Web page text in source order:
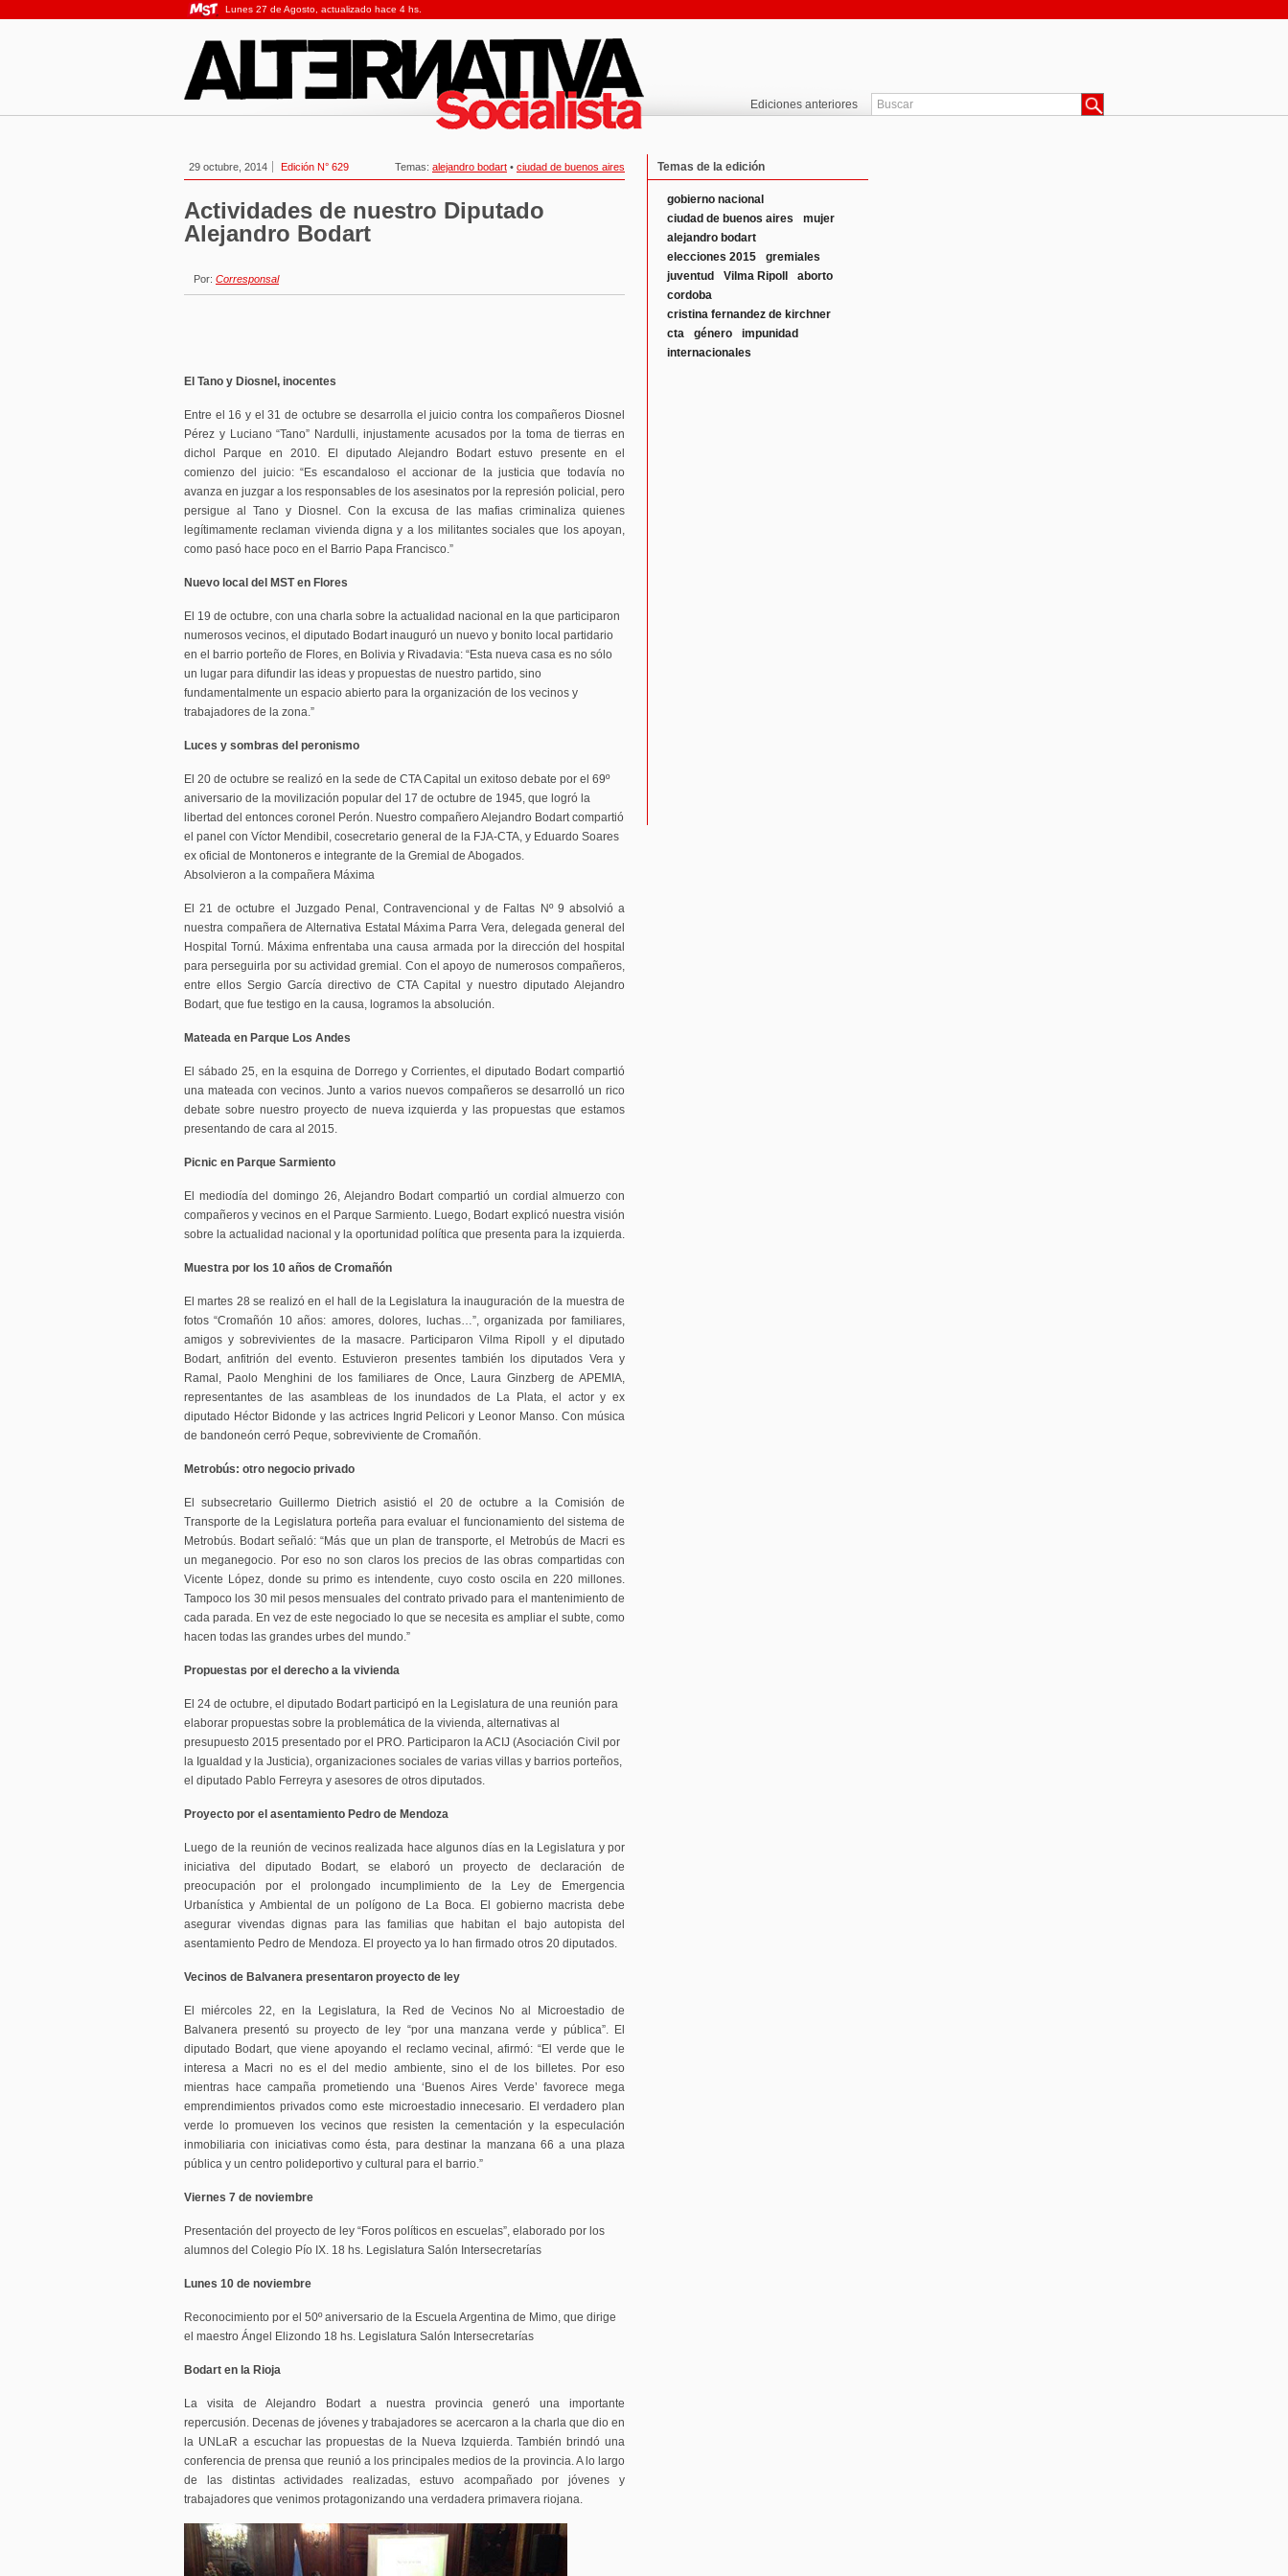
Lunes 27 de Agosto, actualizado hace 4 hs.
Ediciones anteriores
29 octubre, 2014 Edición N° 629 Temas: alejandro bodart • ciudad de buenos aires
Actividades de nuestro Diputado
Alejandro Bodart
Por: Corresponsal
El Tano y Diosnel, inocentes
Entre el 16 y el 31 de octubre se desarrolla el juicio contra los compañeros Diosnel
Pérez y Luciano “Tano” Nardulli, injustamente acusados por la toma de tierras en
dichol Parque en 2010. El diputado Alejandro Bodart estuvo presente en el
comienzo del juicio: “Es escandaloso el accionar de la justicia que todavía no
avanza en juzgar a los responsables de los asesinatos por la represión policial, pero
persigue al Tano y Diosnel. Con la excusa de las mafias criminaliza quienes
legítimamente reclaman vivienda digna y a los militantes sociales que los apoyan,
como pasó hace poco en el Barrio Papa Francisco.”
Nuevo local del MST en Flores
El 19 de octubre, con una charla sobre la actualidad nacional en la que participaron
numerosos vecinos, el diputado Bodart inauguró un nuevo y bonito local partidario
en el barrio porteño de Flores, en Bolivia y Rivadavia: “Esta nueva casa es no sólo
un lugar para difundir las ideas y propuestas de nuestro partido, sino
fundamentalmente un espacio abierto para la organización de los vecinos y
trabajadores de la zona.”
Luces y sombras del peronismo
El 20 de octubre se realizó en la sede de CTA Capital un exitoso debate por el 69º
aniversario de la movilización popular del 17 de octubre de 1945, que logró la
libertad del entonces coronel Perón. Nuestro compañero Alejandro Bodart compartió
el panel con Víctor Mendibil, cosecretario general de la FJA-CTA, y Eduardo Soares
ex oficial de Montoneros e integrante de la Gremial de Abogados.
Absolvieron a la compañera Máxima
El 21 de octubre el Juzgado Penal, Contravencional y de Faltas Nº 9 absolvió a
nuestra compañera de Alternativa Estatal Máxima Parra Vera, delegada general del
Hospital Tornú. Máxima enfrentaba una causa armada por la dirección del hospital
para perseguirla por su actividad gremial. Con el apoyo de numerosos compañeros,
entre ellos Sergio García directivo de CTA Capital y nuestro diputado Alejandro
Bodart, que fue testigo en la causa, logramos la absolución.
Mateada en Parque Los Andes
El sábado 25, en la esquina de Dorrego y Corrientes, el diputado Bodart compartió
una mateada con vecinos. Junto a varios nuevos compañeros se desarrolló un rico
debate sobre nuestro proyecto de nueva izquierda y las propuestas que estamos
presentando de cara al 2015.
Picnic en Parque Sarmiento
El mediodía del domingo 26, Alejandro Bodart compartió un cordial almuerzo con
compañeros y vecinos en el Parque Sarmiento. Luego, Bodart explicó nuestra visión
sobre la actualidad nacional y la oportunidad política que presenta para la izquierda.
Muestra por los 10 años de Cromañón
El martes 28 se realizó en el hall de la Legislatura la inauguración de la muestra de
fotos “Cromañón 10 años: amores, dolores, luchas…”, organizada por familiares,
amigos y sobrevivientes de la masacre. Participaron Vilma Ripoll y el diputado
Bodart, anfitrión del evento. Estuvieron presentes también los diputados Vera y
Ramal, Paolo Menghini de los familiares de Once, Laura Ginzberg de APEMIA,
representantes de las asambleas de los inundados de La Plata, el actor y ex
diputado Héctor Bidonde y las actrices Ingrid Pelicori y Leonor Manso. Con música
de bandoneón cerró Peque, sobreviviente de Cromañón.
Metrobús: otro negocio privado
El subsecretario Guillermo Dietrich asistió el 20 de octubre a la Comisión de
Transporte de la Legislatura porteña para evaluar el funcionamiento del sistema de
Metrobús. Bodart señaló: “Más que un plan de transporte, el Metrobús de Macri es
un meganegocio. Por eso no son claros los precios de las obras compartidas con
Vicente López, donde su primo es intendente, cuyo costo oscila en 220 millones.
Tampoco los 30 mil pesos mensuales del contrato privado para el mantenimiento de
cada parada. En vez de este negociado lo que se necesita es ampliar el subte, como
hacen todas las grandes urbes del mundo.”
Propuestas por el derecho a la vivienda
El 24 de octubre, el diputado Bodart participó en la Legislatura de una reunión para
elaborar propuestas sobre la problemática de la vivienda, alternativas al
presupuesto 2015 presentado por el PRO. Participaron la ACIJ (Asociación Civil por
la Igualdad y la Justicia), organizaciones sociales de varias villas y barrios porteños,
el diputado Pablo Ferreyra y asesores de otros diputados.
Proyecto por el asentamiento Pedro de Mendoza
Luego de la reunión de vecinos realizada hace algunos días en la Legislatura y por
iniciativa del diputado Bodart, se elaboró un proyecto de declaración de
preocupación por el prolongado incumplimiento de la Ley de Emergencia
Urbanística y Ambiental de un polígono de La Boca. El gobierno macrista debe
asegurar vivendas dignas para las familias que habitan el bajo autopista del
asentamiento Pedro de Mendoza. El proyecto ya lo han firmado otros 20 diputados.
Vecinos de Balvanera presentaron proyecto de ley
El miércoles 22, en la Legislatura, la Red de Vecinos No al Microestadio de
Balvanera presentó su proyecto de ley “por una manzana verde y pública”. El
diputado Bodart, que viene apoyando el reclamo vecinal, afirmó: “El verde que le
interesa a Macri no es el del medio ambiente, sino el de los billetes. Por eso
mientras hace campaña prometiendo una ‘Buenos Aires Verde’ favorece mega
emprendimientos privados como este microestadio innecesario. El verdadero plan
verde lo promueven los vecinos que resisten la cementación y la especulación
inmobiliaria con iniciativas como ésta, para destinar la manzana 66 a una plaza
pública y un centro polideportivo y cultural para el barrio.”
Viernes 7 de noviembre
Presentación del proyecto de ley “Foros políticos en escuelas”, elaborado por los
alumnos del Colegio Pío IX. 18 hs. Legislatura Salón Intersecretarías
Lunes 10 de noviembre
Reconocimiento por el 50º aniversario de la Escuela Argentina de Mimo, que dirige
el maestro Ángel Elizondo 18 hs. Legislatura Salón Intersecretarías
Bodart en la Rioja
La visita de Alejandro Bodart a nuestra provincia generó una importante
repercusión. Decenas de jóvenes y trabajadores se acercaron a la charla que dio en
la UNLaR a escuchar las propuestas de la Nueva Izquierda. También brindó una
conferencia de prensa que reunió a los principales medios de la provincia. A lo largo
de las distintas actividades realizadas, estuvo acompañado por jóvenes y
trabajadores que venimos protagonizando una verdadera primavera riojana.
Temas de la edición
gobierno nacional
ciudad de buenos aires
mujer
alejandro bodart
elecciones 2015
gremiales
juventud
Vilma Ripoll
aborto
cordoba
cristina fernandez de kirchner
cta
género
impunidad
internacionales